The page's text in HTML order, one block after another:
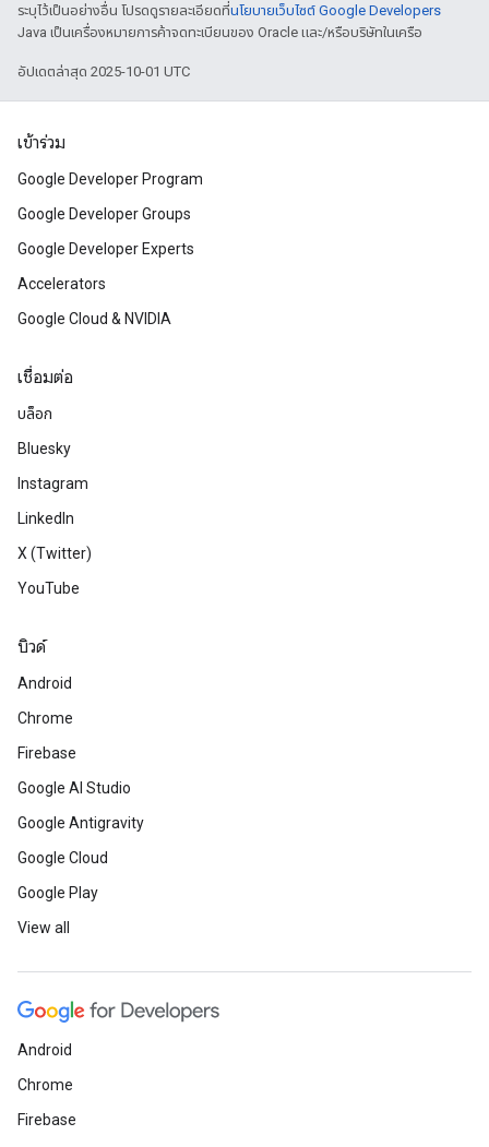
ระบุไว้เป็นอย่างอื่น โปรดดูรายละเอียดที่นโยบายเว็บไซต์ Google Developers
Java เป็นเครื่องหมายการค้าจดทะเบียนของ Oracle และ/หรือบริษัทในเครือ
อัปเดตล่าสุด 2025-10-01 UTC
เข้าร่วม
Google Developer Program
Google Developer Groups
Google Developer Experts
Accelerators
Google Cloud & NVIDIA
เชื่อมต่อ
บล็อก
Bluesky
Instagram
LinkedIn
X (Twitter)
YouTube
บิวด์
Android
Chrome
Firebase
Google AI Studio
Google Antigravity
Google Cloud
Google Play
View all
Android
Chrome
Firebase